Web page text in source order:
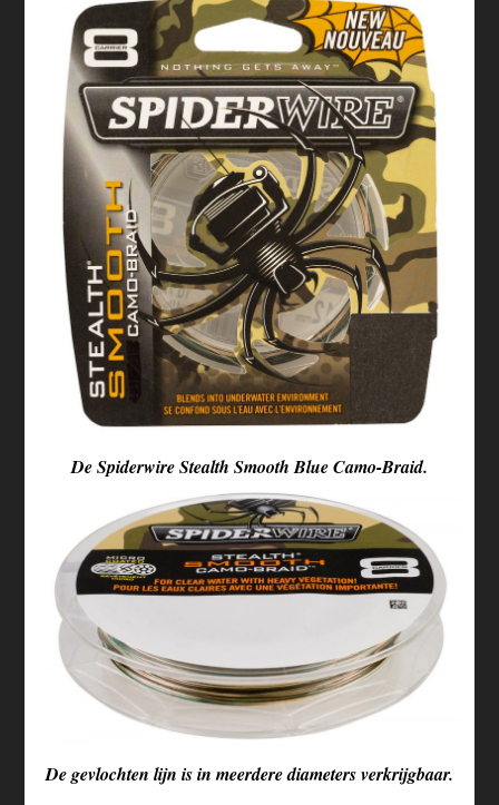
De Spiderwire Stealth Smooth Blue Camo-Braid.
De gevlochten lijn is in meerdere diameters verkrijgbaar.